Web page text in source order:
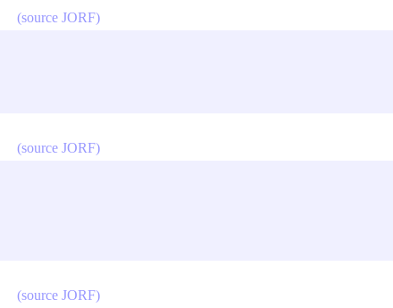
(source JORF)
(source JORF)
(source JORF)